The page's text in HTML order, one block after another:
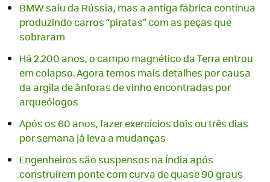
BMW saiu da Rússia, mas a antiga fábrica continua
produzindo carros “piratas” com as peças que
sobraram
Há 2.200 anos, o campo magnético da Terra entrou
em colapso. Agora temos mais detalhes por causa
da argila de ânforas de vinho encontradas por
arqueólogos
Após os 60 anos, fazer exercícios dois ou três dias
por semana já leva a mudanças
Engenheiros são suspensos na Índia após
construírem ponte com curva de quase 90 graus